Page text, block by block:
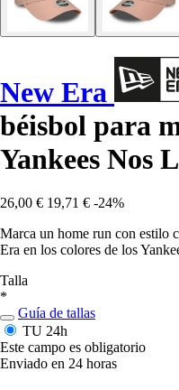
New Era
béisbol para
Yankees Nos
26,00 € 19,71 € -24%
Marca un home run con estilo
Era en los colores de los
Talla
*
Guía de tallas
TU 24h
Este campo es obligatorio
Enviado en 24 horas